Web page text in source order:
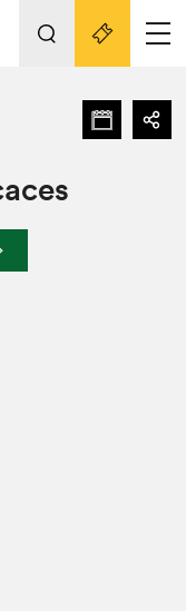
Nos activités